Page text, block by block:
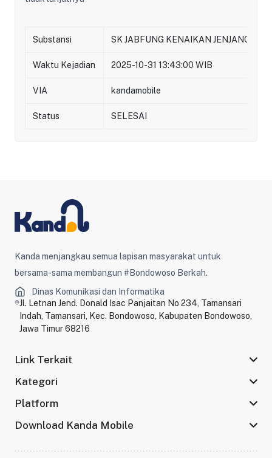
Substansi SK JABFUNG KENAIKAN JENJANG
Waktu Kejadian 2025-10-31 13:43:00 WIB
VIA kandamobile
Status SELESAI
Kanda menjangkau semua lapisan masyarakat untuk
bersama-sama membangun #Bondowoso Berkah.
Dinas Komunikasi dan Informatika
Jl. Letnan Jend. Donald Isac Panjaitan No 234, Tamansari
Indah, Tamansari, Kec. Bondowoso, Kabupaten Bondowoso,
Jawa Timur 68216
Link Terkait
Kategori
Platform
Download Kanda Mobile